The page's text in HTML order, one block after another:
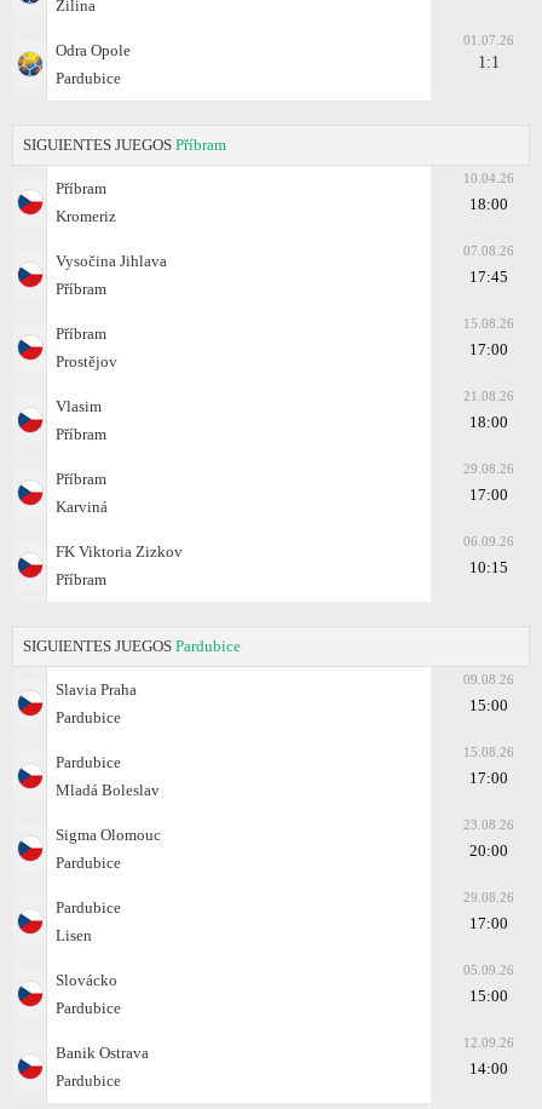
Žilina
Odra Opole
Pardubice
01.07.26
1:1
SIGUIENTES JUEGOS Příbram
Příbram
Kromeriz
10.04.26
18:00
Vysočina Jihlava
Příbram
07.08.26
17:45
Příbram
Prostějov
15.08.26
17:00
Vlasim
Příbram
21.08.26
18:00
Příbram
Karviná
29.08.26
17:00
FK Viktoria Zizkov
Příbram
06.09.26
10:15
SIGUIENTES JUEGOS Pardubice
Slavia Praha
Pardubice
09.08.26
15:00
Pardubice
Mladá Boleslav
15.08.26
17:00
Sigma Olomouc
Pardubice
23.08.26
20:00
Pardubice
Lisen
29.08.26
17:00
Slovácko
Pardubice
05.09.26
15:00
Banik Ostrava
Pardubice
12.09.26
14:00